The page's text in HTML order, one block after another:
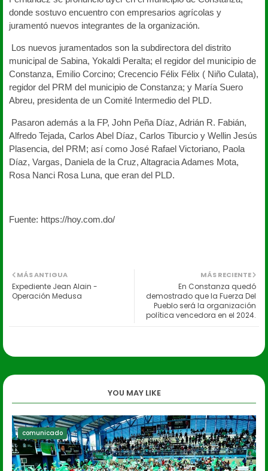
donde sostuvo encuentro con empresarios agrícolas y
juramentó nuevos integrantes de la organización.
Los nuevos juramentados son la subdirectora del distrito
municipal de Sabina, Yokaldi Peralta; el regidor del municipio de
Constanza, Emilio Corcino; Crecencio Félix Félix ( Niño Culata),
regidor del PRM del municipio de Constanza; y María Suero
Abreu, presidenta de un Comité Intermedio del PLD.
Pasaron además a la FP, John Peña Díaz, Adrián R. Fabián,
Alfredo Tejada, Carlos Abel Díaz, Carlos Tiburcio y Wellin Jesús
Plasencia, del PRM; así como José Rafael Victoriano, Paola
Díaz, Vargas, Daniela de la Cruz, Altagracia Adames Mota,
Rosa Nanci Rosa Luna, que eran del PLD.
Fuente: https://hoy.com.do/
MÁS RECIENTE
En Constanza quedó
demostrado que la Fuerza Del
Pueblo será la organización
política vencedora en el 2024.
MÁS ANTIGUA
Expediente Jean Alain -
Operación Medusa
YOU MAY LIKE
comunicado